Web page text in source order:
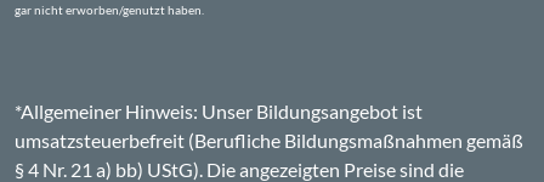
gar nicht erworben/genutzt haben.
*Allgemeiner Hinweis: Unser Bildungsangebot ist
umsatzsteuerbefreit (Berufliche Bildungsmaßnahmen gemäß
§ 4 Nr. 21 a) bb) UStG). Die angezeigten Preise sind die